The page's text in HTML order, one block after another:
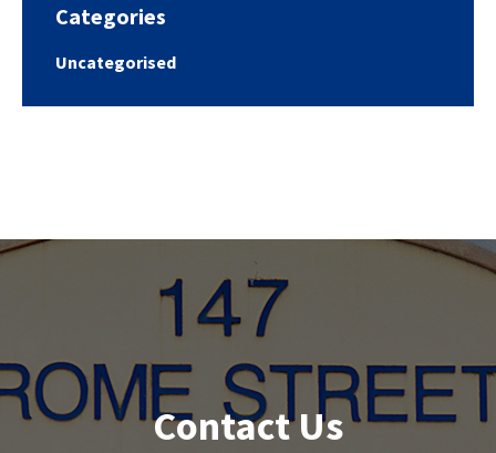
Categories
Uncategorised
Contact Us